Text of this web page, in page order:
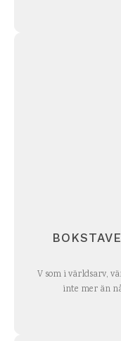
V som i världsarv,
inte mer än